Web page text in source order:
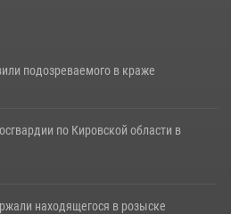
подозреваемого в краже
по Кировской области в
находящегося в розыске